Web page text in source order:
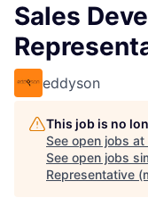
Sales
eddyson
This job is no
See open jobs at
See open jobs
Representative